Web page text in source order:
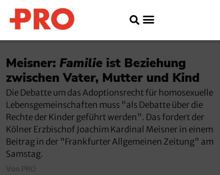
Meisner: Familie ist Beziehung
zwischen Vater, Mutter und Kind
Die Debatte um das Adoptionsrecht für homosexuelle
Lebensgemeinschaften muss "als Debatte über die
Rechte der Kinder geführt werden". Das fordert der
Kölner Erzbischof Joachim Kardinal Meisner in einem
Beitrag in der "Frankfurter Allgemeinen Zeitung" am
Samstag.
Von PRO